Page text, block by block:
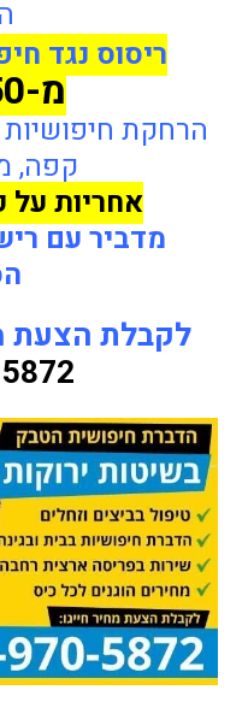
ריסוס נגד
מ-250 ש"ח
הרחקת
קפה,
אחריות
מדביר עם
לקבלת הצעת